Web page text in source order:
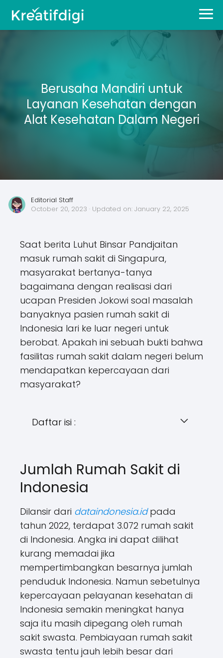
Berusaha Mandiri untuk
Layanan Kesehatan dengan
Alat Kesehatan Dalam Negeri
Editorial Staff
October 20, 2023 · Updated on: January 22, 2025
Saat berita Luhut Binsar Pandjaitan
masuk rumah sakit di Singapura,
masyarakat bertanya-tanya
bagaimana dengan realisasi dari
ucapan Presiden Jokowi soal masalah
banyaknya pasien rumah sakit di
Indonesia lari ke luar negeri untuk
berobat. Apakah ini sebuah bukti bahwa
fasilitas rumah sakit dalam negeri belum
mendapatkan kepercayaan dari
masyarakat?
Daftar isi :
Jumlah Rumah Sakit di
Indonesia
Dilansir dari dataindonesia.idpada
tahun 2022, terdapat 3.072 rumah sakit
di Indonesia. Angka ini dapat dilihat
kurang memadai jika
mempertimbangkan besarnya jumlah
penduduk Indonesia. Namun sebetulnya
kepercayaan pelayanan kesehatan di
Indonesia semakin meningkat hanya
saja itu masih dipegang oleh rumah
sakit swasta. Pembiayaan rumah sakit
swasta tentu jauh lebih besar dari